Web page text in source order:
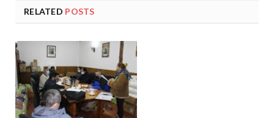
RELATED POSTS